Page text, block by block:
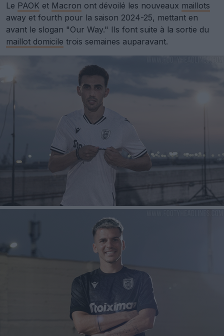
Le PAOK et Macron ont dévoilé les nouveaux maillots
away et fourth pour la saison 2024-25, mettant en
avant le slogan "Our Way." Ils font suite à la sortie du
maillot domicile trois semaines auparavant.